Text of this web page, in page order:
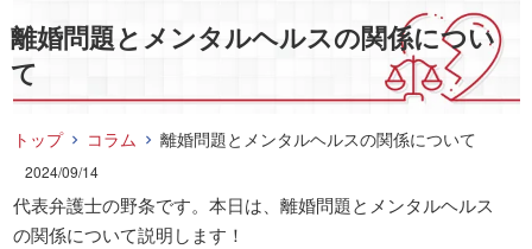
離婚問題とメンタルヘルスの関係につい
て
トップ コラム 離婚問題とメンタルヘルスの関係について
2024/09/14
代表弁護士の野条です。本日は、離婚問題とメンタルヘルス
の関係について説明します！